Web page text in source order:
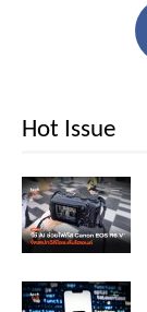
Hot Issue